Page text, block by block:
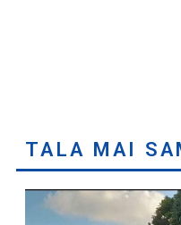
TALA MAI